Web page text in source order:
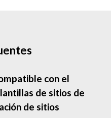
con el
de sitios de
de sitios